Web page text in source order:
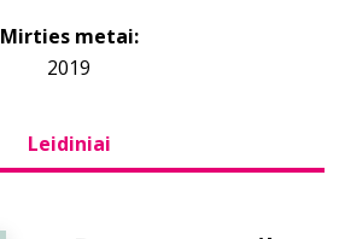
Mirties metai:
2019
Leidiniai